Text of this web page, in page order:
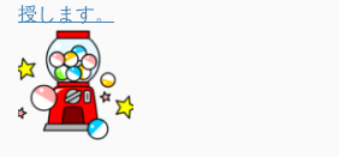
授します。